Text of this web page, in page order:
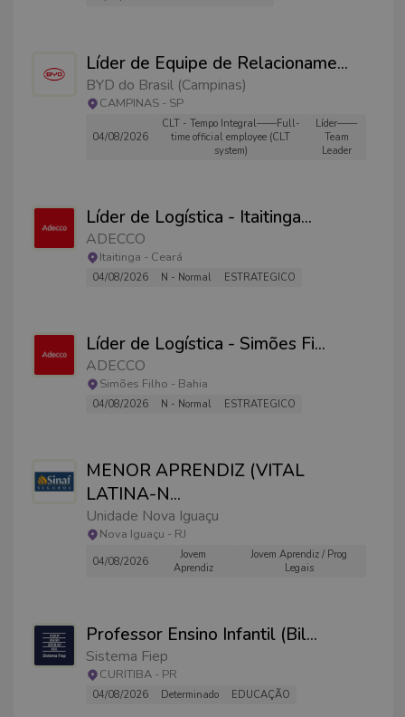
Líder de Equipe de Relacioname...
BYD do Brasil (Campinas)
CAMPINAS - SP
04/08/2026
CLT - Tempo Integral——Full-
time official employee (CLT
system)
Líder——
Team
Leader
Líder de Logística - Itaitinga...
ADECCO
Itaitinga - Ceará
04/08/2026 N - Normal ESTRATEGICO
Líder de Logística - Simões Fi...
ADECCO
Simões Filho - Bahia
04/08/2026 N - Normal ESTRATEGICO
MENOR APRENDIZ (VITAL
LATINA-N...
Unidade Nova Iguaçu
Nova Iguaçu - RJ
04/08/2026
Jovem
Aprendiz
Jovem Aprendiz / Prog
Legais
Professor Ensino Infantil (Bil...
Sistema Fiep
CURITIBA - PR
04/08/2026 Determinado EDUCAÇÃO